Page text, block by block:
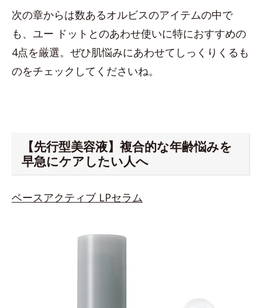
次の章からは数あるオルビスのアイテムの中で
も、ユー ドットとのあわせ使いに特におすすめの
4点を厳選。ぜひ肌悩みにあわせてしっくりくるも
のをチェックしてくださいね。
【先行型美容液】複合的な年齢悩みを
早急にケアしたい人へ
ベースアクティブ LPセラム